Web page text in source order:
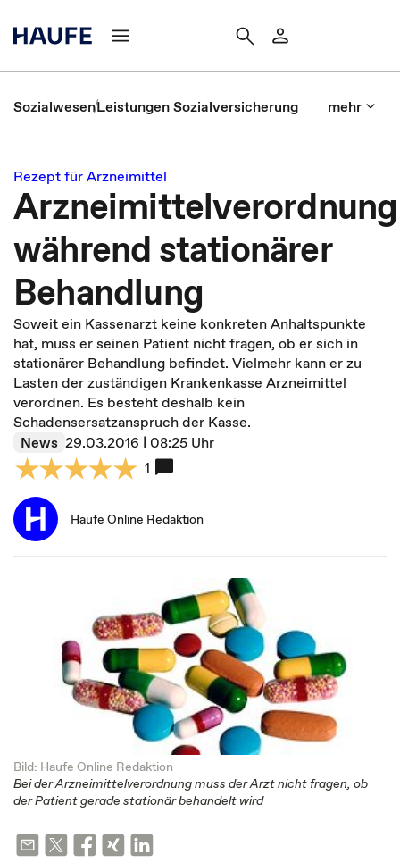
SozialwesenLeistungen Sozialversicherung mehr
Rezept für Arzneimittel
Arzneimittelverordnung
während stationärer
Behandlung
Soweit ein Kassenarzt keine konkreten Anhaltspunkte
hat, muss er seinen Patient nicht fragen, ob er sich in
stationärer Behandlung befindet. Vielmehr kann er zu
Lasten der zuständigen Krankenkasse Arzneimittel
verordnen. Es besteht deshalb kein
Schadensersatzanspruch der Kasse.
News 29.03.2016 | 08:25 Uhr
1
Haufe Online Redaktion
Bild: Haufe Online Redaktion
Bei der Arzneimittelverordnung muss der Arzt nicht fragen, ob
der Patient gerade stationär behandelt wird